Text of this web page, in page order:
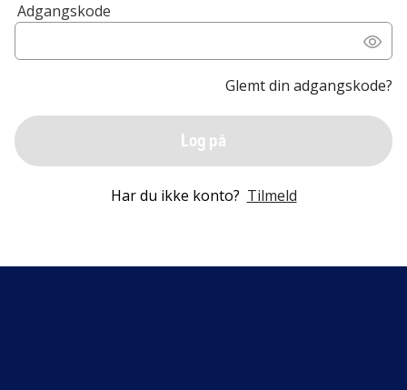
Adgangskode
Glemt din adgangskode?
Log på
Har du ikke konto? Tilmeld